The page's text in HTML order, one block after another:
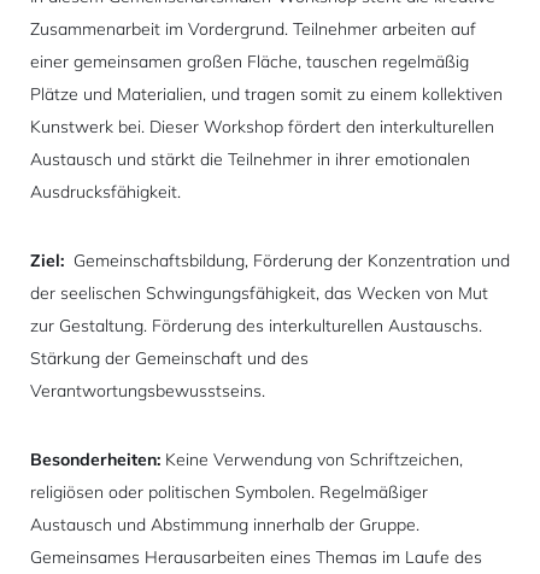
Zusammenarbeit im Vordergrund. Teilnehmer arbeiten auf
einer gemeinsamen großen Fläche, tauschen regelmäßig
Plätze und Materialien, und tragen somit zu einem kollektiven
Kunstwerk bei. Dieser Workshop fördert den interkulturellen
Austausch und stärkt die Teilnehmer in ihrer emotionalen
Ausdrucksfähigkeit.
Ziel: Gemeinschaftsbildung, Förderung der Konzentration und
der seelischen Schwingungsfähigkeit, das Wecken von Mut
zur Gestaltung. Förderung des interkulturellen Austauschs.
Stärkung der Gemeinschaft und des
Verantwortungsbewusstseins.
Besonderheiten: Keine Verwendung von Schriftzeichen,
religiösen oder politischen Symbolen. Regelmäßiger
Austausch und Abstimmung innerhalb der Gruppe.
Gemeinsames Herausarbeiten eines Themas im Laufe des